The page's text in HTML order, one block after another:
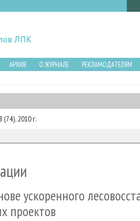
АРХИВ О ЖУРНАЛЕ
РЕКЛАМОДАТЕЛЯМ
2010 г.
ускоренного
проектов